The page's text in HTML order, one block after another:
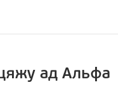
ад Альфа